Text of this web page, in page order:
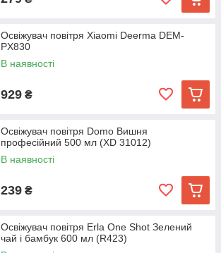
Освіжувач повітря Xiaomi Deerma DEM-
PX830
В наявності
929 ₴
Освіжувач повітря Domo Вишня
професійний 500 мл (XD 31012)
В наявності
239 ₴
Освіжувач повітря Erla One Shot Зелений
чай і бамбук 600 мл (R423)